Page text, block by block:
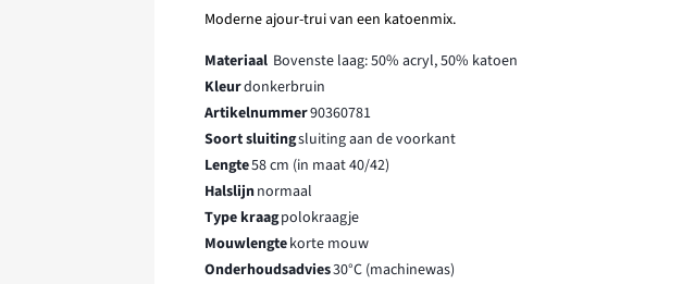
Moderne ajour-trui van een katoenmix.
Materiaal Bovenste laag: 50% acryl, 50% katoen
Kleurdonkerbruin
Artikelnummer90360781
Soort sluitingsluiting aan de voorkant
Lengte58 cm (in maat 40/42)
Halslijnnormaal
Type kraagpolokraagje
Mouwlengtekorte mouw
Onderhoudsadvies30°C (machinewas)